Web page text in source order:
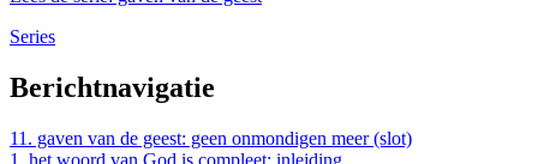
Series
Berichtnavigatie
11. gaven van de geest: geen onmondigen meer (slot)
1. het woord van God is compleet: inleiding